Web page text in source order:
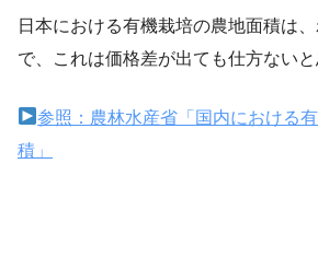
日本における有機栽培の農地面積は
で、これは価格差が出ても仕方ないと
参照：農林水産省「国内における
積」